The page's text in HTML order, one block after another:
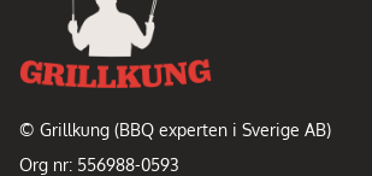
© Grillkung (BBQ experten i Sverige AB)
Org nr: 556988-0593